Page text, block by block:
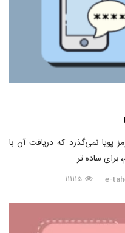
پویا نمی‌گذرد که دریافت آن با
برای ساده‌ تر…
۱۱۱۱۱۵